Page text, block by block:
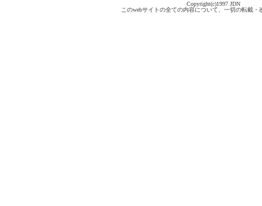
Copyright(c)1997 JDN
このwebサイトの全ての内容について、一切の転載・